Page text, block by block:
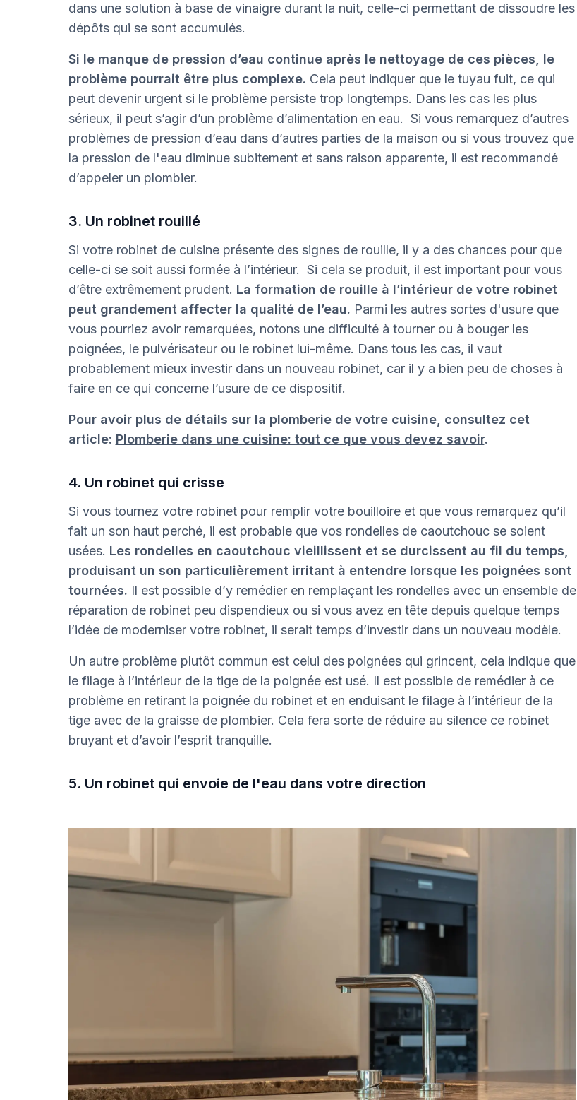
dans une solution à base de vinaigre durant la nuit, celle-ci permettant de dissoudre les
dépôts qui se sont accumulés.
Si le manque de pression d’eau continue après le nettoyage de ces pièces, le
problème pourrait être plus complexe. Cela peut indiquer que le tuyau fuit, ce qui
peut devenir urgent si le problème persiste trop longtemps. Dans les cas les plus
sérieux, il peut s’agir d’un problème d’alimentation en eau. Si vous remarquez d’autres
problèmes de pression d’eau dans d’autres parties de la maison ou si vous trouvez que
la pression de l'eau diminue subitement et sans raison apparente, il est recommandé
d’appeler un plombier.
3. Un robinet rouillé
Si votre robinet de cuisine présente des signes de rouille, il y a des chances pour que
celle-ci se soit aussi formée à l’intérieur. Si cela se produit, il est important pour vous
d’être extrêmement prudent. La formation de rouille à l’intérieur de votre robinet
peut grandement affecter la qualité de l’eau. Parmi les autres sortes d'usure que
vous pourriez avoir remarquées, notons une difficulté à tourner ou à bouger les
poignées, le pulvérisateur ou le robinet lui-même. Dans tous les cas, il vaut
probablement mieux investir dans un nouveau robinet, car il y a bien peu de choses à
faire en ce qui concerne l’usure de ce dispositif.
Pour avoir plus de détails sur la plomberie de votre cuisine, consultez cet
article: Plomberie dans une cuisine: tout ce que vous devez savoir.
4. Un robinet qui crisse
Si vous tournez votre robinet pour remplir votre bouilloire et que vous remarquez qu’il
fait un son haut perché, il est probable que vos rondelles de caoutchouc se soient
usées. Les rondelles en caoutchouc vieillissent et se durcissent au fil du temps,
produisant un son particulièrement irritant à entendre lorsque les poignées sont
tournées. Il est possible d’y remédier en remplaçant les rondelles avec un ensemble de
réparation de robinet peu dispendieux ou si vous avez en tête depuis quelque temps
l’idée de moderniser votre robinet, il serait temps d’investir dans un nouveau modèle.
Un autre problème plutôt commun est celui des poignées qui grincent, cela indique que
le filage à l’intérieur de la tige de la poignée est usé. Il est possible de remédier à ce
problème en retirant la poignée du robinet et en enduisant le filage à l’intérieur de la
tige avec de la graisse de plombier. Cela fera sorte de réduire au silence ce robinet
bruyant et d’avoir l’esprit tranquille.
5. Un robinet qui envoie de l'eau dans votre direction